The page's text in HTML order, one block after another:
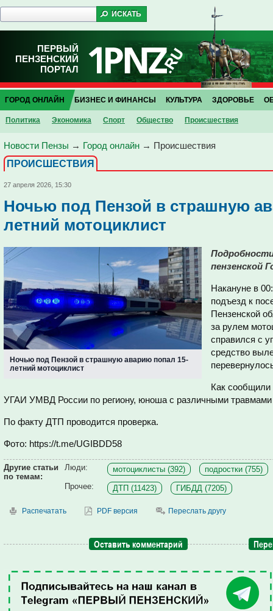
ПЕРВЫЙ
ПЕНЗЕНСКИЙ
ПОРТАЛ
ГОРОД ОНЛАЙН
Политика Экономика Спорт Общество Проиcшествия
БИЗНЕС И ФИНАНСЫ КУЛЬТУРА ЗДОРОВЬЕ
Новости Пензы → Город онлайн → Проиcшествия
ПРОИCШЕСТВИЯ
27 апреля 2026, 15:30
Ночью под Пензой в страшную
летний мотоциклист
Ночью под Пензой в страшную аварию попал 15-
летний мотоциклист
пензенской
Накануне в
подъезд к
Пензенской
за рулем
справился с
средство
Как сообщили
УГАИ УМВД России по региону, юноша с различными травмами
По факту ДТП проводится проверка.
Фото: https://t.me/UGIBDD58
Другие статьи
по темам:
Люди: мотоциклисты (392)
подростки (755)
Прочее:
ДТП (11423) ГИБДД (7205)
Распечатать PDF версия Переслать другу
Оставить комментарий